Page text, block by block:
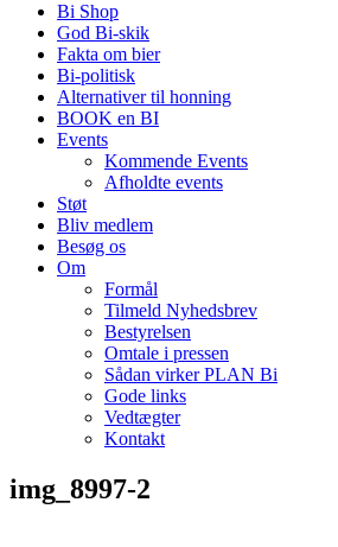
Bi Shop
God Bi-skik
Fakta om bier
Bi-politisk
Alternativer til honning
BOOK en BI
Events
Kommende Events
Afholdte events
Støt
Bliv medlem
Besøg os
Om
Formål
Tilmeld Nyhedsbrev
Bestyrelsen
Omtale i pressen
Sådan virker PLAN Bi
Gode links
Vedtægter
Kontakt
img_8997-2